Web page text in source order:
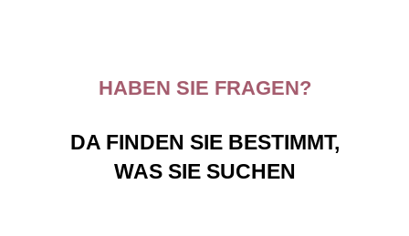
HABEN SIE FRAGEN?
DA FINDEN SIE BESTIMMT,
WAS SIE SUCHEN